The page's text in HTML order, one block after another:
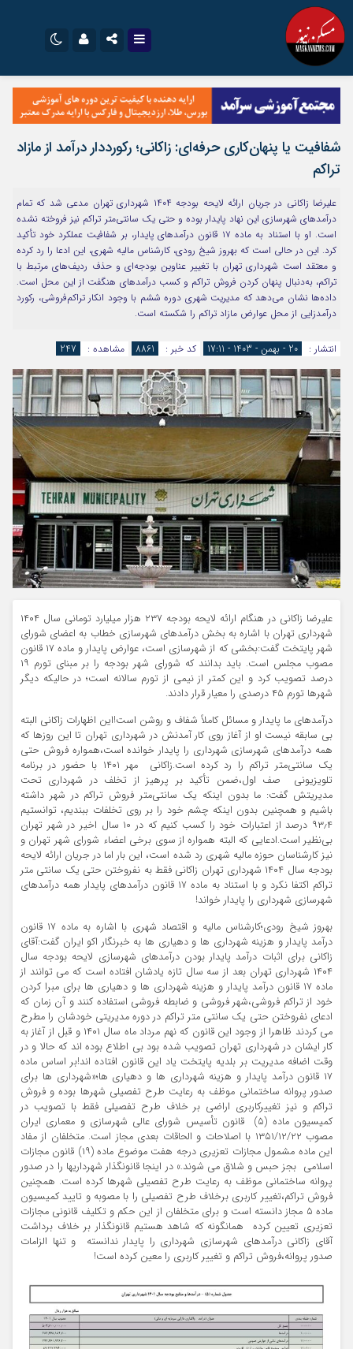
اینستاگرام
تلگرام
سروش
ایتا
آپارات
اپلیکیشن
نام کاربری یا نشانی ایمیل
رمز عبور
مرا به خاطر بسپار
شفافیت یا پنهان‌کاری حرفه‌ای: زاکانی؛ رکورددار درآمد از مازاد
تراکم
علیرضا زاکانی در جریان ارائه لایحه بودجه ۱۴۰۴ شهرداری تهران مدعی شد که تمام
درآمدهای شهرسازی این نهاد پایدار بوده و حتی یک سانتی‌متر تراکم نیز فروخته نشده
است. او با استناد به ماده ۱۷ قانون درآمدهای پایدار، بر شفافیت عملکرد خود تأکید
کرد. این در حالی است که بهروز شیخ رودی، کارشناس مالیه شهری، این ادعا را رد کرده
و معتقد است شهرداری تهران با تغییر عناوین بودجه‌ای و حذف ردیف‌های مرتبط با
تراکم، به‌دنبال پنهان کردن فروش تراکم و کسب درآمدهای هنگفت از این محل است.
داده‌ها نشان می‌دهد که مدیریت شهری دوره ششم با وجود انکار تراکم‌فروشی، رکورد
درآمدزایی از محل عوارض مازاد تراکم را شکسته است.
انتشار : 20 - بهمن - 1403 - 17:11 کد خبر : 8861 مشاهده : 247
علیرضا زاکانی در هنگام ارائه لایحه بودجه ۲۳۷ هزار میلیارد تومانی سال ۱۴۰۴
شهرداری تهران با اشاره به بخش درآمدهای شهرسازی خطاب به اعضای شورای
شهر پایتخت گفت:بخشی که از شهرسازی است، عوارض پایدار و ماده ۱۷ قانون
مصوب مجلس است. باید بدانند که شورای شهر بودجه را بر مبنای تورم ۱۹
درصد تصویب کرد و این کمتر از نیمی از تورم سالانه است؛ در حالیکه دیگر
شهرها تورم ۴۵ درصدی را معیار قرار دادند.
درآمدهای ما پایدار و مسائل کاملاً شفاف و روشن است!این اظهارات زاکانی البته
بی سابقه نیست او از آغاز روی کار آمدنش در شهرداری تهران تا این روزها که
همه درآمدهای شهرسازی شهرداری را پایدار خوانده است،همواره فروش حتی
یک سانتی‌متر تراکم را رد کرده است.زاکانی مهر ۱۴۰۱ با حضور در برنامه
تلویزیونی صف اول،ضمن تأکید بر پرهیز از تخلف در شهرداری تحت
مدیریتش گفت: ما بدون اینکه یک سانتی‌متر فروش تراکم در شهر داشته
باشیم و همچنین بدون اینکه چشم خود را بر روی تخلفات ببندیم، توانستیم
۹۳٫۴ درصد از اعتبارات خود را کسب کنیم که در ۱۰ سال اخیر در شهر تهران
بی‌نظیر است.ادعایی که البته همواره از سوی برخی اعضاء شورای شهر تهران و
نیز کارشناسان حوزه مالیه شهری رد شده است، این بار اما در جریان ارائه لایحه
بودجه سال ۱۴۰۴ شهرداری تهران زاکانی فقط به نفروختن حتی یک سانتی متر
تراکم اکتفا نکرد و با استناد به ماده ۱۷ قانون درآمدهای پایدار همه درآمدهای
شهرسازی شهرداری را پایدار خواند!
بهروز شیخ رودی؛کارشناس مالیه و اقتصاد شهری با اشاره به ماده ۱۷ قانون
درآمد پایدار و هزینه شهرداری ها و دهیاری ها به خبرنگار اکو ایران گفت:آقای
زاکانی برای اثبات درآمد پایدار بودن درآمدهای شهرسازی لایحه بودجه سال
۱۴۰۴ شهرداری تهران بعد از سه سال تازه یادشان افتاده است که می توانند از
ماده ۱۷ قانون درآمد پایدار و هزینه شهرداری ها و دهیاری ها برای مبرا کردن
خود از تراکم فروشی،شهر فروشی و ضابطه فروشی استفاده کنند و آن زمان که
ادعای نفروختن حتی یک سانتی متر تراکم در دوره مدیریتی خودشان را مطرح
می کردند ظاهرا از وجود این قانون که نهم مرداد ماه سال ۱۴۰۱ و قبل از آغاز به
کار ایشان در شهرداری تهران تصویب شده بود بی اطلاع بوده اند که حالا و در
وقت اضافه مدیریت بر بلدیه پایتخت یاد این قانون افتاده اند!بر اساس ماده
۱۷ قانون درآمد پایدار و هزینه شهرداری ها و دهیاری ها؛«شهرداری ها برای
صدور پروانه ساختمانی موظف به رعایت طرح تفصیلی شهرها بوده و فروش
تراکم و نیز تغییرکاربری اراضی بر خلاف طرح تفصیلی فقط با تصویب در
کمیسیون ماده (۵) قانون تأسیس شورای عالی شهرسازی و معماری ایران
مصوب ۱۳۵۱/۱۲/۲۲ با اصلاحات و الحاقات بعدی مجاز است. متخلفان از مفاد
این ماده مشمول مجازات تعزیری درجه هفت موضوع ماده (۱۹) قانون مجازات
اسلامی بجز حبس و شلاق می شوند.» در اینجا قانونگذار شهرداریها را در صدور
پروانه ساختمانی موظف به رعایت طرح تفصیلی شهرها کرده است. همچنین
فروش تراکم،تغییر کاربری برخلاف طرح تفصیلی را با مصوبه و تایید کمیسیون
ماده ۵ مجاز دانسته است و برای متخلفان از این حکم و تکلیف قانونی مجازات
تعزیری تعیین کرده همانگونه که شاهد هستیم قانونگذار بر خلاف برداشت
آقای زاکانی درآمدهای شهرسازی شهرداری را پایدار ندانسته و تنها الزامات
صدور پروانه،فروش تراکم و تغییر کاربری را معین کرده است!